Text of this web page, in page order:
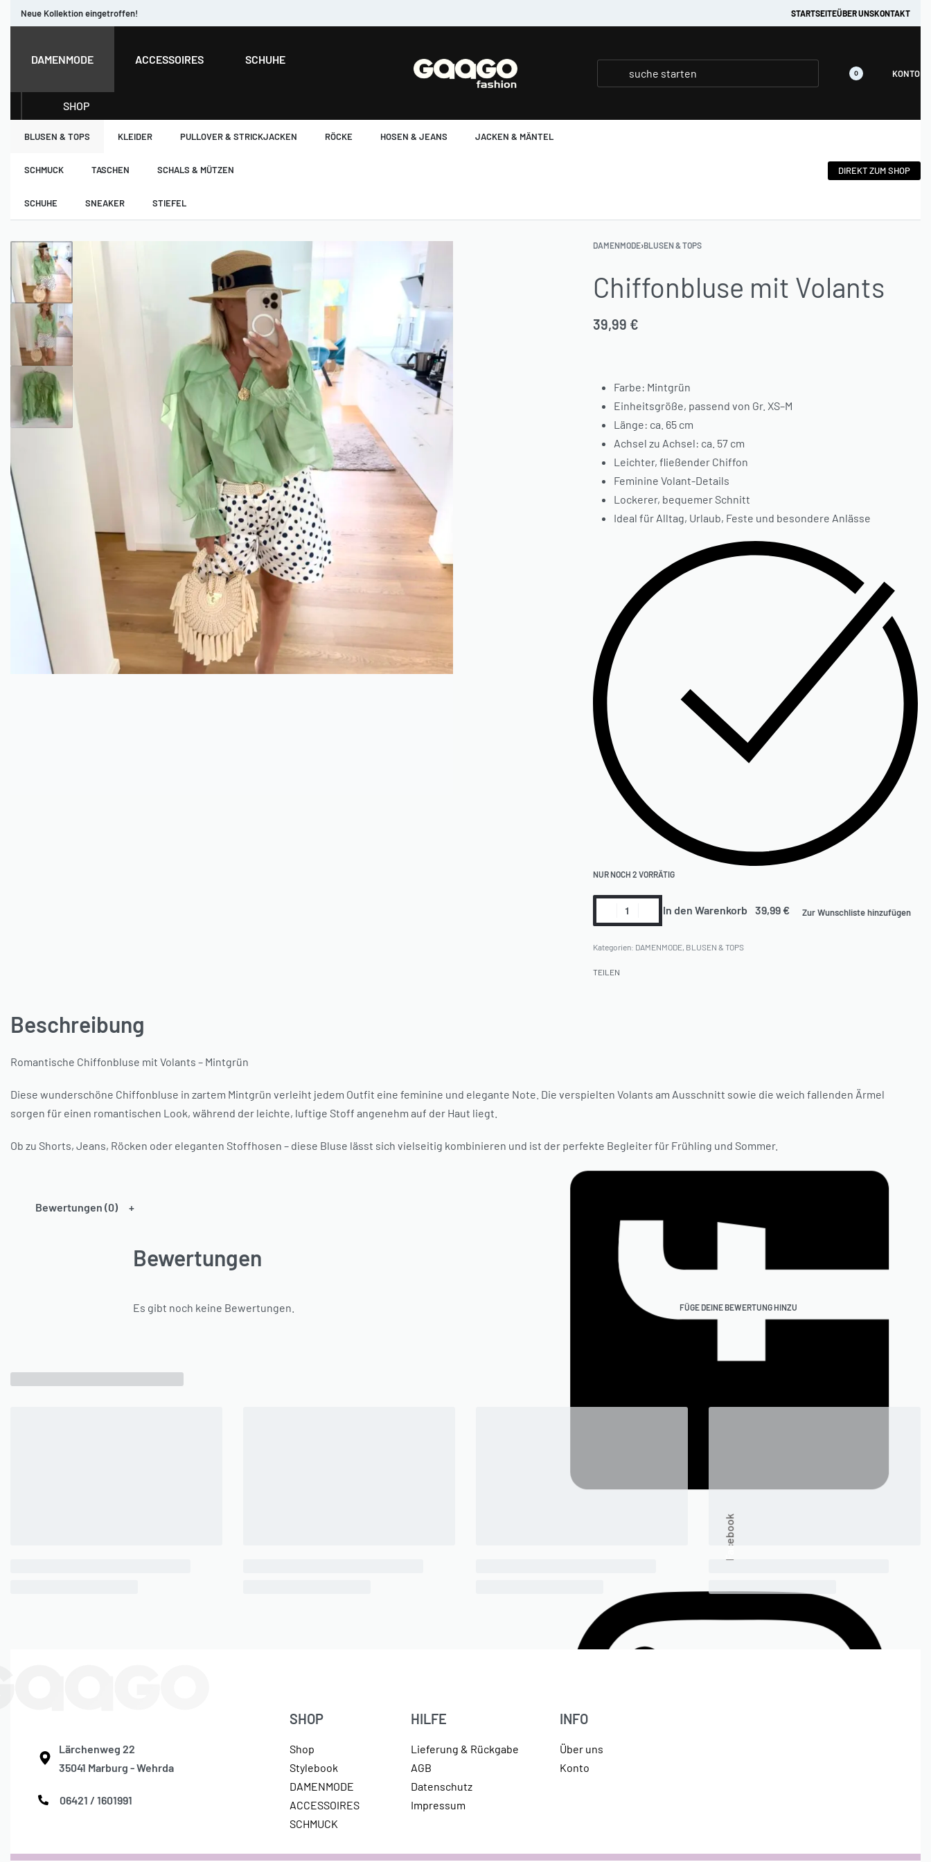
Neue Kollektion eingetroffen! STARTSEITEÜBER UNSKONTAKT
DAMENMODE ACCESSOIRES SCHUHE
SHOP
0 KONTO
BLUSEN & TOPS KLEIDER PULLOVER & STRICKJACKEN RÖCKE HOSEN & JEANS JACKEN & MÄNTEL
SCHMUCK TASCHEN SCHALS & MÜTZEN
SCHUHE SNEAKER STIEFEL
DIREKT ZUM SHOP
DAMENMODE›BLUSEN & TOPS
Chiffonbluse mit Volants
39,99 €
Farbe: Mintgrün
Einheitsgröße, passend von Gr. XS–M
Länge: ca. 65 cm
Achsel zu Achsel: ca. 57 cm
Leichter, fließender Chiffon
Feminine Volant-Details
Lockerer, bequemer Schnitt
Ideal für Alltag, Urlaub, Feste und besondere Anlässe
NUR NOCH 2 VORRÄTIG
In den Warenkorb Zur Wunschliste hinzufügen
Kategorien: DAMENMODE, BLUSEN & TOPS
TEILEN
Beschreibung
Romantische Chiffonbluse mit Volants – Mintgrün
Diese wunderschöne Chiffonbluse in zartem Mintgrün verleiht jedem Outfit eine feminine und elegante Note. Die verspielten Volants am Ausschnitt sowie die weich fallenden Ärmel
sorgen für einen romantischen Look, während der leichte, luftige Stoff angenehm auf der Haut liegt.
Ob zu Shorts, Jeans, Röcken oder eleganten Stoffhosen – diese Bluse lässt sich vielseitig kombinieren und ist der perfekte Begleiter für Frühling und Sommer.
Bewertungen (0)
Bewertungen
Es gibt noch keine Bewertungen. FÜGE DEINE BEWERTUNG HINZU
Lärchenweg 22
35041 Marburg - Wehrda
06421 / 1601991
SHOP
Shop
Stylebook
DAMENMODE
ACCESSOIRES
SCHMUCK
HILFE
Lieferung & Rückgabe
AGB
Datenschutz
Impressum
INFO
Über uns
Konto
Facebook